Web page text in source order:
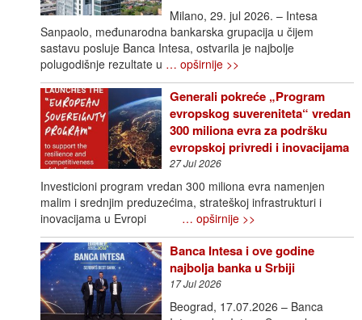
Milano, 29. jul 2026. – Intesa
Sanpaolo, međunarodna bankarska grupacija u čijem
sastavu posluje Banca Intesa, ostvarila je najbolje
polugodišnje rezultate u … opširnije >>
Generali pokreće „Program
evropskog suvereniteta“ vredan
300 miliona evra za podršku
evropskoj privredi i inovacijama
27 Jul 2026
Investicioni program vredan 300 miliona evra namenjen
malim i srednjim preduzećima, strateškoj infrastrukturi i
inovacijama u Evropi … opširnije >>
Banca Intesa i ove godine
najbolja banka u Srbiji
17 Jul 2026
Beograd, 17.07.2026 – Banca